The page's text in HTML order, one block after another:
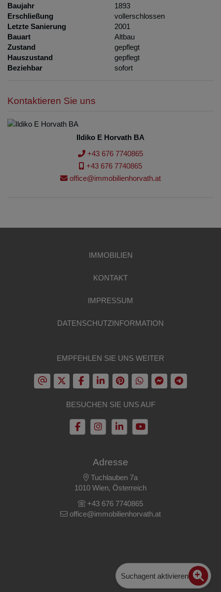
Baujahr
1893
Erschließung
vollerschlossen
Letzte Sanierung
2001
Bauart
Altbau
Zustand
gepflegt
Hauszustand
gepflegt
Beziehbar
sofort
Kontaktieren Sie uns
Ildiko E Horvath BA
+43 676 7740865
+43 676 7740865
office@immobilienhorvath.at
IMMOBILIEN
KONTAKT
IMPRESSUM
DATENSCHUTZINFORMATION
EMPFEHLEN SIE UNS WEITER
BESUCHEN SIE UNS AUF
Adresse
Tuchlauben 7a
1010 Wien, Österreich
+43 676 7740865
office@immobilienhorvath.at
Suchagent aktivieren